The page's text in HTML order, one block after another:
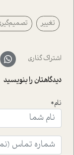
پیرامون آن
رفته ایم که
حمیدرضا
سر نهاده است
با رکاب زدن
حمایت از
است.فصل
ای که به
ایشان در
واقعی در
راهکارهای حل
تغییر
اشتراک گذاری
دیدگاهتان را بنویسید
نام*